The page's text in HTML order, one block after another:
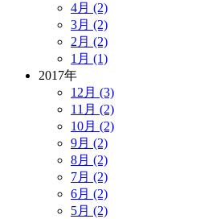
4月 (2)
3月 (2)
2月 (2)
1月 (1)
2017年
12月 (3)
11月 (2)
10月 (2)
9月 (2)
8月 (2)
7月 (2)
6月 (2)
5月 (2)